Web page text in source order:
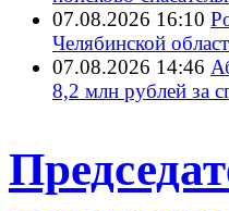
07.08.2026 16:10
Челябинской
07.08.2026 14:46
8,2 млн рублей за